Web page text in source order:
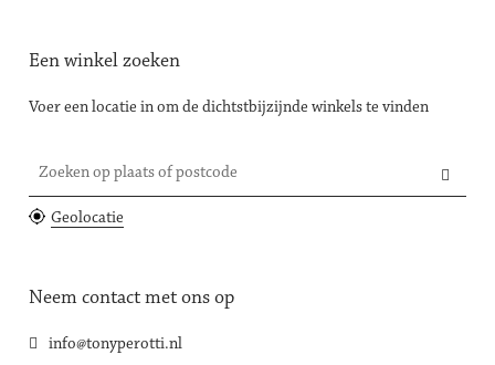
Een winkel zoeken
Voer een locatie in om de dichtstbijzijnde winkels te vinden
Zoeken op plaats of postcode
Geolocatie
Neem contact met ons op
info@tonyperotti.nl